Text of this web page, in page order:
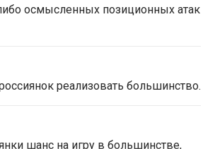
осмысленных позиционных атак
реализовать большинство.
шанс на игру в большинстве,